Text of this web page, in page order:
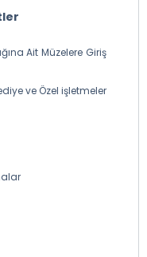
Ait Müzelere Giriş
ve Özel işletmeler